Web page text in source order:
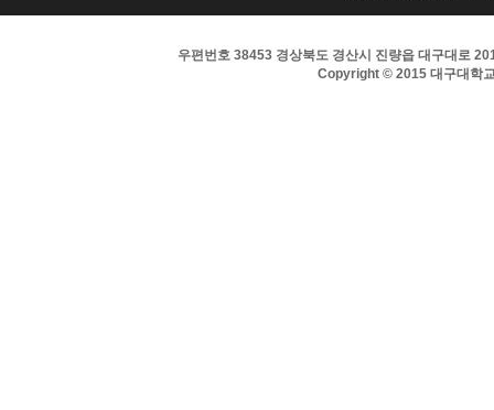
우편번호 38453 경상북도 경산시 진량읍 대구대로
Copyright © 2015 대구대학